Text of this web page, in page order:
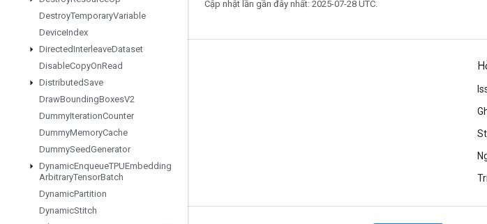
DestroyTemporaryVariable
DeviceIndex
DirectedInterleaveDataset
DisableCopyOnRead
DistributedSave
DrawBoundingBoxesV2
DummyIterationCounter
DummyMemoryCache
DummySeedGenerator
DynamicEnqueueTPUEmbedding
ArbitraryTensorBatch
DynamicPartition
DynamicStitch
Cập nhật lần gần đây nhất: 2025-07-28 UTC.
Giữ liên lạc
Blog
Diễn đàn
GitHub
Twitter
YouTube